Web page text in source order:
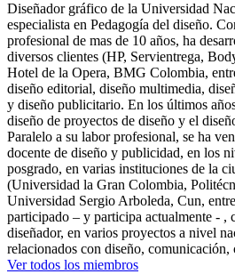
Diseñador gráfico de la Universidad
especialista en Pedagogía del diseño.
profesional de mas de 10 años, ha
diversos clientes (HP, Servientrega,
Hotel de la Opera, BMG Colombia,
diseño editorial, diseño multimedia,
y diseño publicitario. En los últimos
diseño de proyectos de diseño y el
Paralelo a su labor profesional, se ha
docente de diseño y publicidad, en los
posgrado, en varias instituciones de la
(Universidad la Gran Colombia,
Universidad Sergio Arboleda, Cun,
participado – y participa actualmente - ,
diseñador, en varios proyectos a nivel
relacionados con diseño, comunicación,
Ver todos los miembros